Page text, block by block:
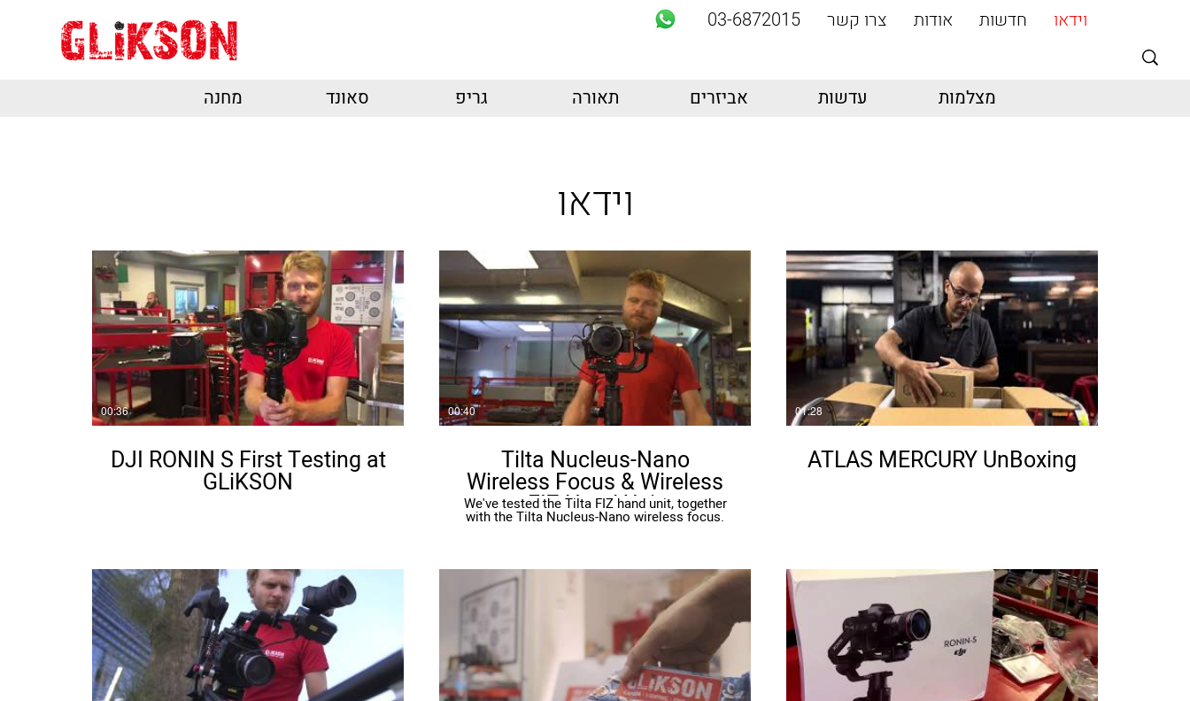
וידאו חדשות אודות צרו קשר 03-6872015
מצלמות עדשות אביזרים תאורה גריפ סאונד מחנה
וידאו
01:28
ATLAS MERCURY UnBoxing
00:40
Tilta Nucleus-Nano
Wireless Focus & Wireless
FIZ Hand Unit
We've tested the Tilta FIZ hand unit, together
with the Tilta Nucleus-Nano wireless focus.
00:36
DJI RONIN S First Testing at
GLiKSON